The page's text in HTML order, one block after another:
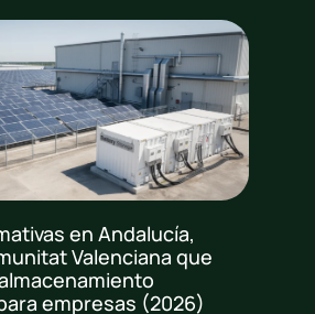
en Andalucía,
Valenciana que
empresas (2026)